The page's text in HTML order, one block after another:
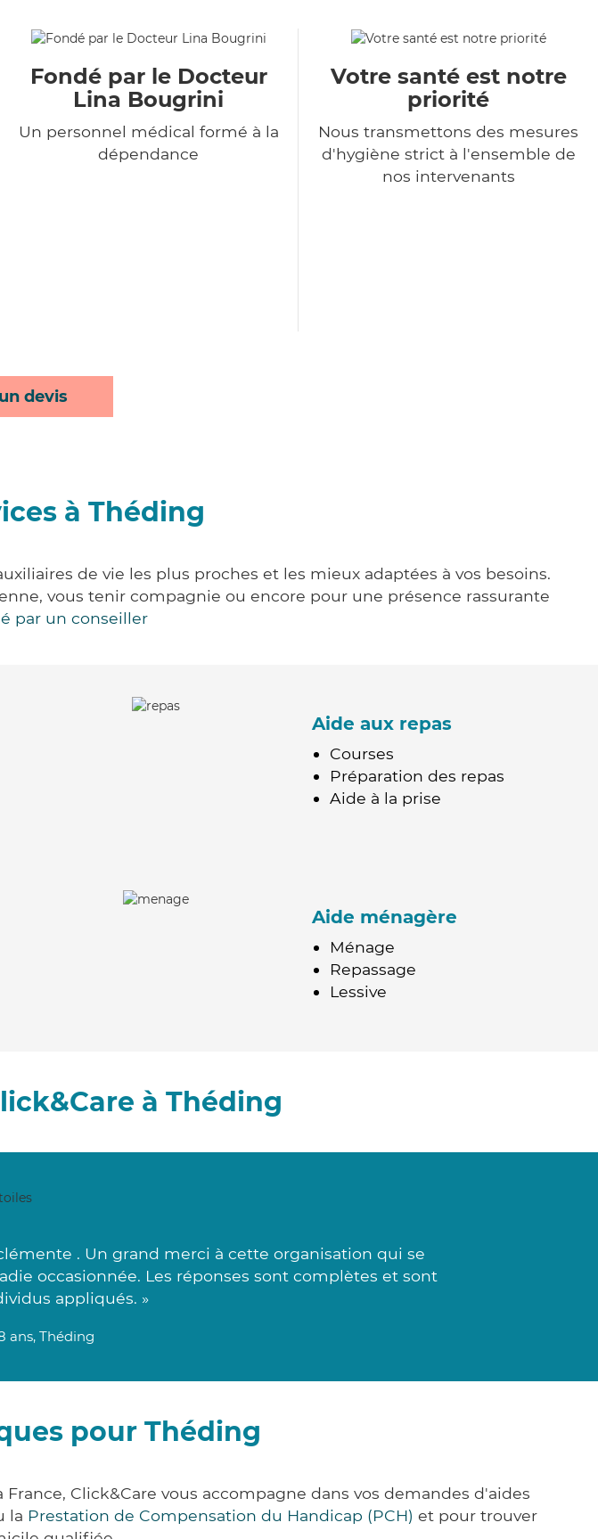
Fondé par le Docteur
Lina Bougrini
Un personnel médical formé à la
dépendance
Votre santé est notre
priorité
Nous transmettons des mesures
d'hygiène strict à l'ensemble de
nos intervenants
devis
à Théding
de vie les plus proches et les mieux adaptées à vos besoins.
vous tenir compagnie ou encore pour une présence rassurante
par un conseiller
Aide aux repas
Courses
Préparation des repas
Aide à la prise
Aide ménagère
Ménage
Repassage
Lessive
à Théding
. Un grand merci à cette organisation qui se
occasionnée. Les réponses sont complètes et sont
appliqués. »
ans, Théding
pour Théding
Click&Care vous accompagne dans vos demandes d'aides
la Prestation de Compensation du Handicap (PCH) et pour trouver